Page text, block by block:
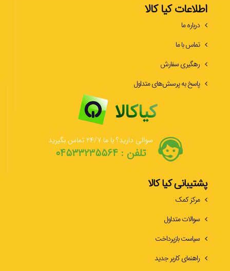
اطلاعات کیا کالا
درباره ما
تماس با ما
رهگیری سفارش
پاسخ به پرسش‌های متداول
سوالی دارید؟ با ما ۲۴/۷ تماس بگیرید
تلفن : ۰۴۵۳۳۲۳۵۵۶۴
پشتیبانی کیا کالا
مرکز کمک
سوالات متداول
سیاست بازپرداخت
راهنمای کاربر جدید